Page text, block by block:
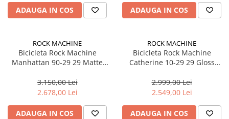
Manusi bicicleta
Imbracaminte ciclism barbati
Imbracaminte ciclism dama
Accesorii trotinete electrice
ADAUGA IN COS ADAUGA IN COS
ROCK MACHINE
Bicicleta Rock Machine
Manhattan 90-29 29 Matte
3.150,00 Lei
2.678,00 Lei
ADAUGA IN COS
ROCK MACHINE
Bicicleta Rock Machine
Catherine 10-29 29 Gloss
2.999,00 Lei
2.549,00 Lei
ADAUGA IN COS